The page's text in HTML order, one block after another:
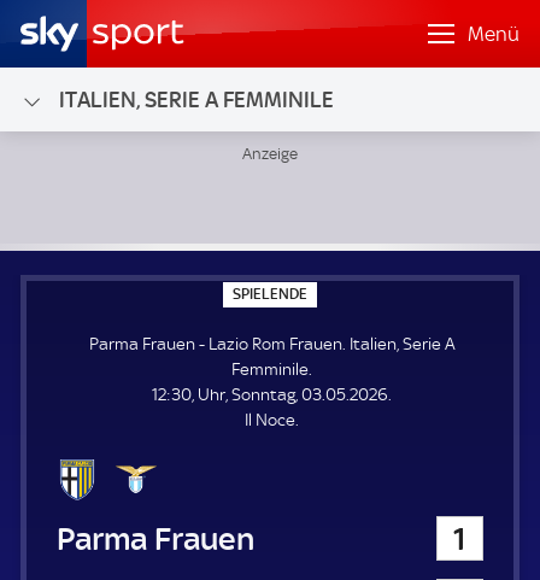
Menü
ITALIEN, SERIE A FEMMINILE
SPIELENDE
P
E
E
N
Parma Frauen - Lazio Rom Frauen. Italien, Serie A
Femminile.
12:30, Uhr, Sonntag, 03.05.2026.
Il Noce.
Parma Frauen
1